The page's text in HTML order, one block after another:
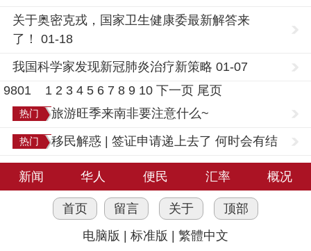
关于奥密克戎，国家卫生健康委最新解答来
了！ 01-18
我国科学家发现新冠肺炎治疗新策略 01-07
9801
1 2 3 4 5 6 7 8 9 10 下一页 尾页
热门 旅游旺季来南非要注意什么~
热门
移民解惑 | 签证申请递上去了 何时会有结
果？
新闻
华人 便民 汇率 概况
首页 留言 关于
顶部
电脑版
标准版 繁體中文